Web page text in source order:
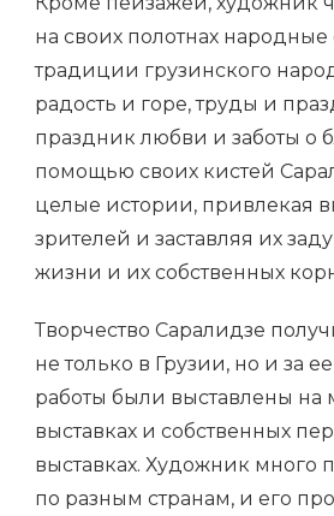
на своих полотнах
традиции грузинского
радость и горе, труды и
праздник любви и заботы о
помощью своих кистей
целые истории, привлекая
зрителей и заставляя их
жизни и их собственных
Творчество Саралидзе
не только в Грузии, но и за
работы были выставлены на
выставках и собственных
выставках. Художник много
по разным странам, и его